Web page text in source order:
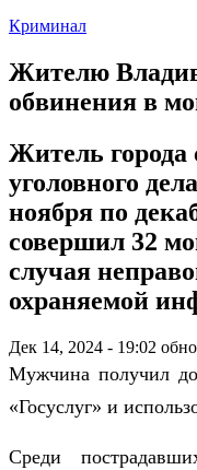
Криминал
Жителю
обвинения в
Житель города
уголовного
ноября по
совершил 32
случая
охраняемой
Дек 14, 2024 - 19:02
Мужчина получил
«Госуслуг» и
Среди